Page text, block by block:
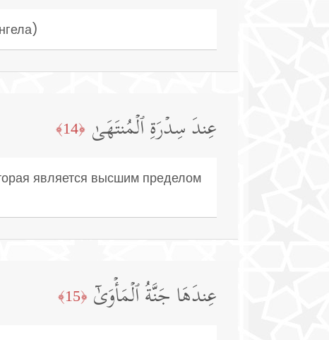
عِندَ سِدۡرَةِ ٱلۡمُنتَهَىٰ ﴿14﴾
является высшим пределом
عِندَهَا جَنَّةُ ٱلۡمَأۡوَىٰۤ ﴿15﴾